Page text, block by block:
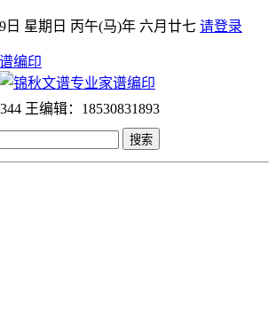
日 星期日 丙午(马)年 六月廿七 请登录
王编辑：18530831893
搜索